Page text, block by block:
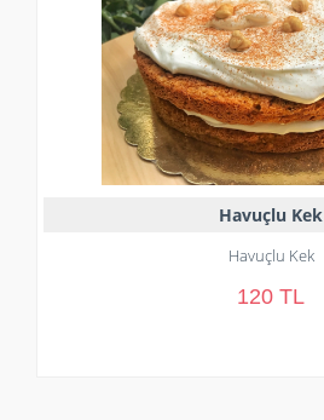
Havuçlu Kek
Havuçlu Kek
120 TL